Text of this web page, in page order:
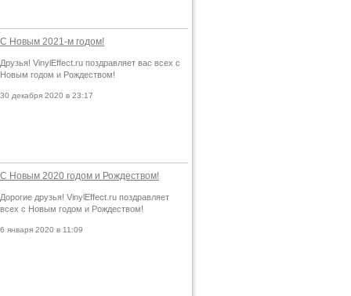
С Новым 2021-м годом!
Друзья! VinylEffect.ru поздравляет вас всех с
Новым годом и Рождеством!
30 декабря 2020 в 23:17
С Новым 2020 годом и Рождеством!
Дорогие друзья! VinylEffect.ru поздравляет
всех с Новым годом и Рождеством!
6 января 2020 в 11:09